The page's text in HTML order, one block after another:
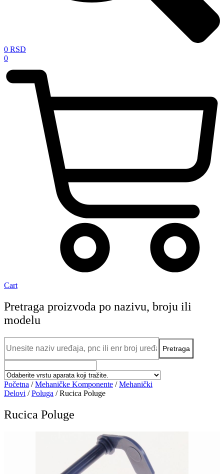
0 RSD
0
Cart
Pretraga proizvoda po nazivu, broju ili
modelu
Početna /Mehaničke Komponente /Mehanički
Delovi /Poluga / Rucica Poluge
Rucica Poluge